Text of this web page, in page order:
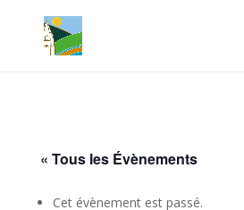
« Tous les Évènements
Cet évènement est passé.